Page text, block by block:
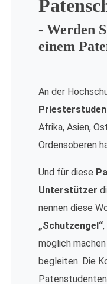
- Werden
einem
An der
Afrika, Asien,
Ordensoberen
Und für diese
Unterstützer
nennen diese
„Schutzengel“
möglich
begleiten. Die